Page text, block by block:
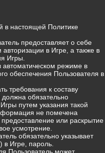
в настоящей Политике
предоставляет о себе
в Игре, а также в
Игры.
режиме в
обеспечения Пользователя в
требования к составу
обязательно
путем указания такой
не помечена
или раскрытие
усмотрение.
обязательно указывает
Игре, пароль.